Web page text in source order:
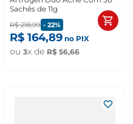
Sachês de 11g
R$ 218,99 - 22%
R$ 164,89 no PIX
ou 3x de R$ 56,66